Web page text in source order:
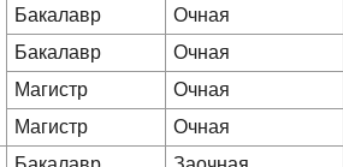
Бакалавр
Очная
Бакалавр
Очная
Магистр
Очная
Магистр
Очная